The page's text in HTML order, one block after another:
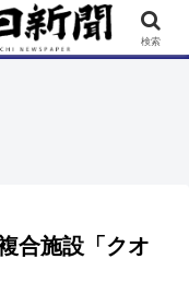
街ネタ イベント
合施設「クオ
検索